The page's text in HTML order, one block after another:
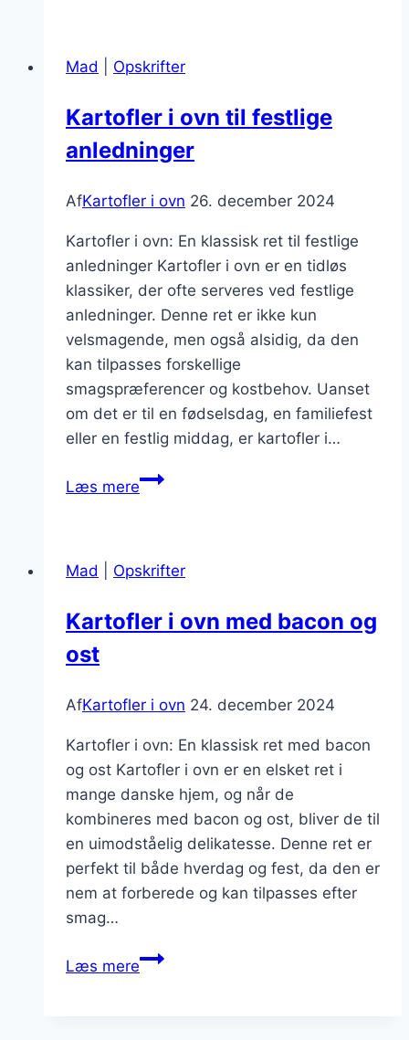
paprikasauce
Mad Opskrifter
Kartofler i ovn til festlige
anledninger
AfKartofler i ovn 26. december 2024
Kartofler i ovn: En klassisk ret til festlige
anledninger Kartofler i ovn er en tidløs
klassiker, der ofte serveres ved festlige
anledninger. Denne ret er ikke kun
velsmagende, men også alsidig, da den
kan tilpasses forskellige
smagspræferencer og kostbehov. Uanset
om det er til en fødselsdag, en familiefest
eller en festlig middag, er kartofler i…
Læs mereKartofler
festlige
Mad Opskrifter
Kartofler i ovn med bacon og
ost
AfKartofler i ovn 24. december 2024
Kartofler i ovn: En klassisk ret med bacon
og ost Kartofler i ovn er en elsket ret i
mange danske hjem, og når de
kombineres med bacon og ost, bliver de til
en uimodståelig delikatesse. Denne ret er
perfekt til både hverdag og fest, da den er
nem at forberede og kan tilpasses efter
smag…
Læs mereKartofler